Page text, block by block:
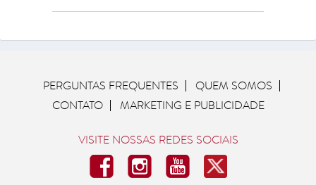
PERGUNTAS FREQUENTES
QUEM SOMOS
CONTATO
MARKETING E PUBLICIDADE
VISITE NOSSAS REDES SOCIAIS